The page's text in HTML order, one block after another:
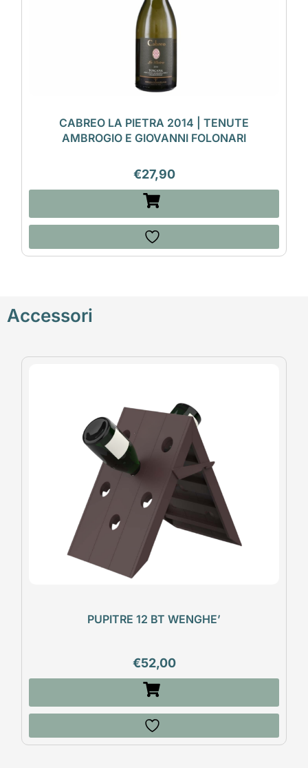
CABREO LA PIETRA 2014 | TENUTE
AMBROGIO E GIOVANNI FOLONARI
€27,90
Accessori
PUPITRE 12 BT WENGHE’
€52,00